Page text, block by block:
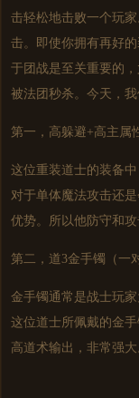
击轻松地击败一个玩
击。即使你拥有再好
于团战是至关重要的
被法团秒杀。今天，
第一，高躲避+高主属
这位重装道士的装备
对于单体魔法攻击还
优势。所以他防守和
第二，道3金手镯（一
金手镯通常是战士玩
这位道士所佩戴的金
高道术输出，非常强